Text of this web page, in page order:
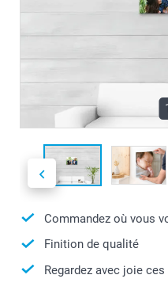
Commandez où vous
Finition de qualité
Regardez avec joie